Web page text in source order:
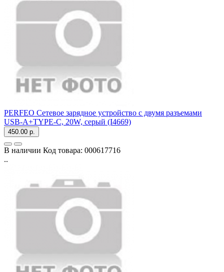
PERFEO Сетевое зарядное устройство с двумя разъемами
USB-A+TYPE-C, 20W, серый (I4669)
450.00 р.
В наличии Код товара: 000617716
..